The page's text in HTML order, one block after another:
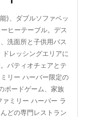
)、ダブルソファベッ
ヒーテーブル。デス
洗面所と子供用バス
レッシングエリアに
パティオチェアとテ
リー ハーバー限定の
ボードゲーム、家族
ミリー ハーバー ラ
どの専門レストラン